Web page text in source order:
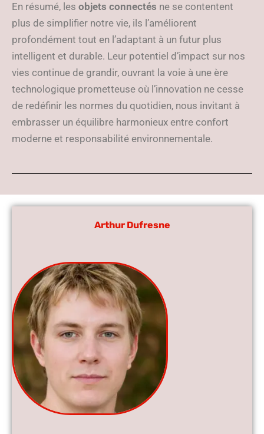
En résumé, les objets connectés ne se contentent
plus de simplifier notre vie, ils l’améliorent
profondément tout en l’adaptant à un futur plus
intelligent et durable. Leur potentiel d’impact sur nos
vies continue de grandir, ouvrant la voie à une ère
technologique prometteuse où l’innovation ne cesse
de redéfinir les normes du quotidien, nous invitant à
embrasser un équilibre harmonieux entre confort
moderne et responsabilité environnementale.
Arthur Dufresne